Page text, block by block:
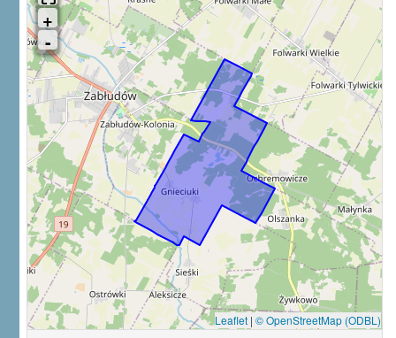
Leaflet | © OpenStreetMap (ODBL)